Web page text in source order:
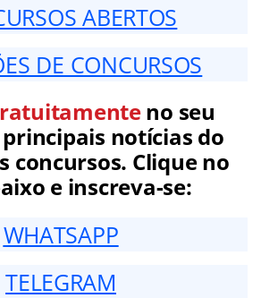
ABERTOS
DE CONCURSOS
no seu
notícias do
concursos. Clique no
e inscreva-se:
WHATSAPP
TELEGRAM